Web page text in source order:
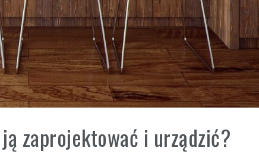
zaprojektować i urządzić?